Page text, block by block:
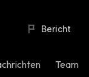
Bericht
Team-